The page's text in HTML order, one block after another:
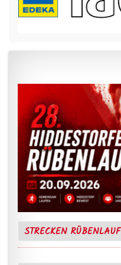
STRECKEN RÜBENLAUF